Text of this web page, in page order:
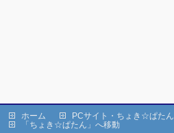
ホーム
PCサイト・ちょき☆ぱたん
「ちょき☆ぱたん」へ移動